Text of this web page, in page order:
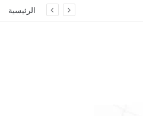
الرئيسية